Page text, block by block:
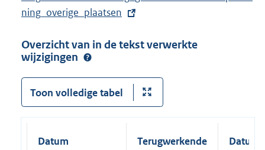
e
n
e
l
n
ning_overige_plaatsen
Overzicht van in de tekst verwerkte
wijzigingen
Toon volledige tabel
Datum
Terugwerkende
Datum